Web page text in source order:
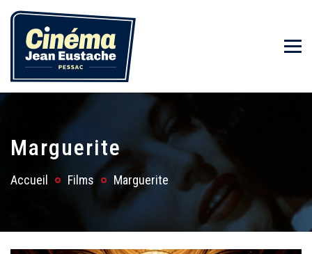
Marguerite
Accueil Films Marguerite